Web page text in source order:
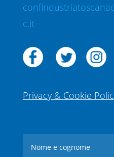
c.it
Privacy & Cookie